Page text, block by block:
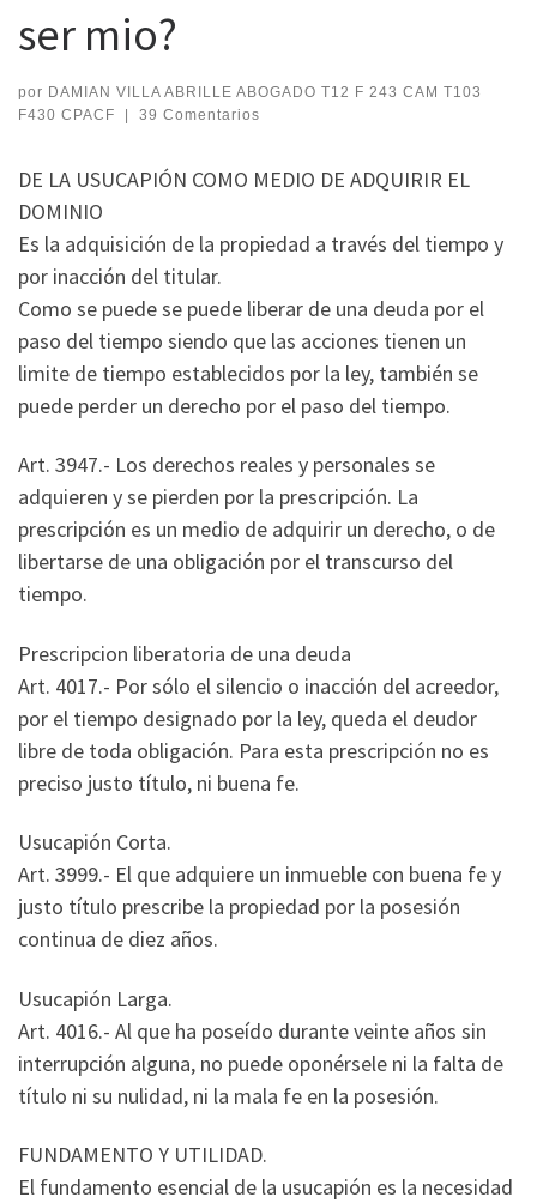
ser mio?
por DAMIAN VILLA ABRILLE ABOGADO T12 F 243 CAM T103
F430 CPACF
| 39 Comentarios
DE LA USUCAPIÓN COMO MEDIO DE ADQUIRIR EL
DOMINIO
Es la adquisición de la propiedad a través del tiempo y
por inacción del titular.
Como se puede se puede liberar de una deuda por el
paso del tiempo siendo que las acciones tienen un
limite de tiempo establecidos por la ley, también se
puede perder un derecho por el paso del tiempo.
Art. 3947.- Los derechos reales y personales se
adquieren y se pierden por la prescripción. La
prescripción es un medio de adquirir un derecho, o de
libertarse de una obligación por el transcurso del
tiempo.
Prescripcion liberatoria de una deuda
Art. 4017.- Por sólo el silencio o inacción del acreedor,
por el tiempo designado por la ley, queda el deudor
libre de toda obligación. Para esta prescripción no es
preciso justo título, ni buena fe.
Usucapión Corta.
Art. 3999.- El que adquiere un inmueble con buena fe y
justo título prescribe la propiedad por la posesión
continua de diez años.
Usucapión Larga.
Art. 4016.- Al que ha poseído durante veinte años sin
interrupción alguna, no puede oponérsele ni la falta de
título ni su nulidad, ni la mala fe en la posesión.
FUNDAMENTO Y UTILIDAD.
El fundamento esencial de la usucapión es la necesidad